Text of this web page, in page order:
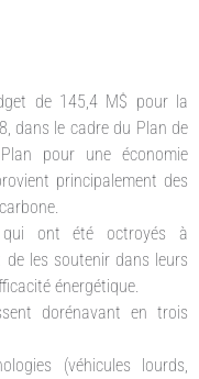
de 145,4 M$ pour la
dans le cadre du Plan de
pour une économie
principalement des
qui ont été octroyés à
les soutenir dans leurs
énergétique.
dorénavant en trois
(véhicules lourds,